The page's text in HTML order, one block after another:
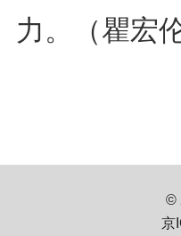
力。（瞿宏
©
京